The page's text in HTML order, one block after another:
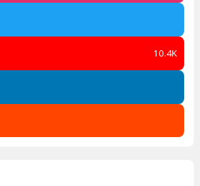
10.4K